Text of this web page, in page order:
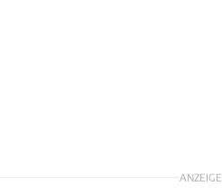
ANZEIGE